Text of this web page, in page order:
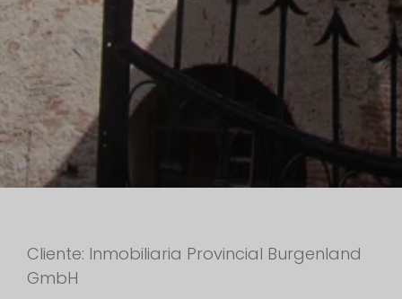
Cliente: Inmobiliaria Provincial Burgenland
GmbH